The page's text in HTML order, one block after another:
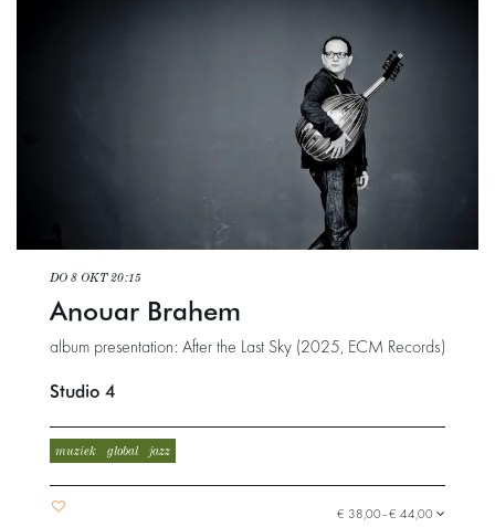
Anouar Brahem
album presentation: After the Last Sky (2025, ECM Records)
DO 8 OKT20:15
Studio 4
muziek global jazz
€ 38,00–€ 44,00